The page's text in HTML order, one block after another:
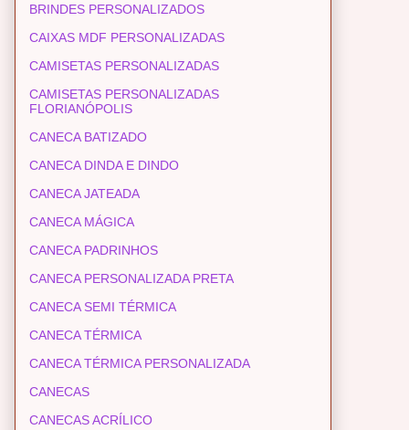
BRINDES PERSONALIZADOS
CAIXAS MDF PERSONALIZADAS
CAMISETAS PERSONALIZADAS
CAMISETAS PERSONALIZADAS
FLORIANÓPOLIS
CANECA BATIZADO
CANECA DINDA E DINDO
CANECA JATEADA
CANECA MÁGICA
CANECA PADRINHOS
CANECA PERSONALIZADA PRETA
CANECA SEMI TÉRMICA
CANECA TÉRMICA
CANECA TÉRMICA PERSONALIZADA
CANECAS
CANECAS ACRÍLICO